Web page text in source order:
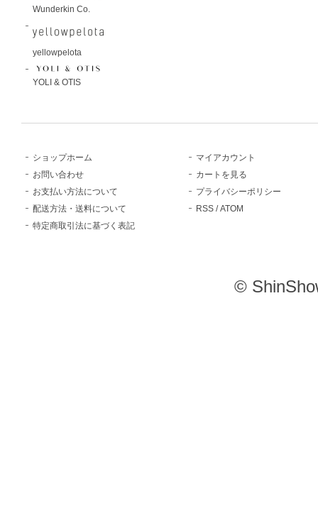
Wunderkin Co.
yellowpelota
YOLI & OTIS
ショップホーム
お問い合わせ
お支払い方法について
配送方法・送料について
特定商取引法に基づく表記
マイアカウント
カートを見る
プライバシーポリシー
RSS /ATOM
©